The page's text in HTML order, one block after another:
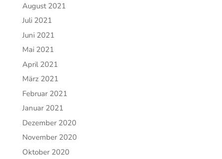
August 2021
Juli 2021
Juni 2021
Mai 2021
April 2021
März 2021
Februar 2021
Januar 2021
Dezember 2020
November 2020
Oktober 2020